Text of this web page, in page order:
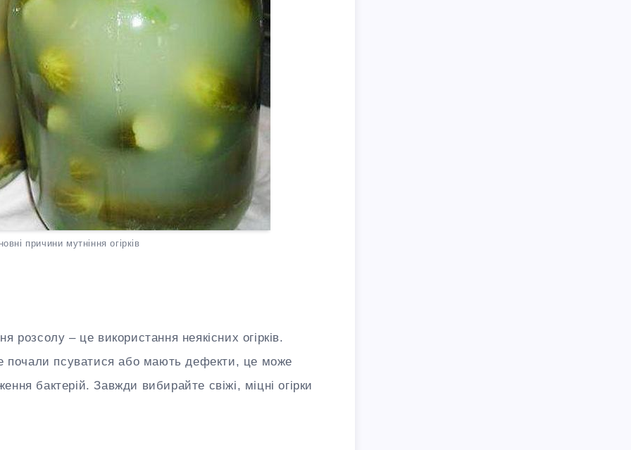
причини мутніння огірків
розсолу – це використання неякісних огірків.
почали псуватися або мають дефекти, це може
бактерій. Завжди вибирайте свіжі, міцні огірки